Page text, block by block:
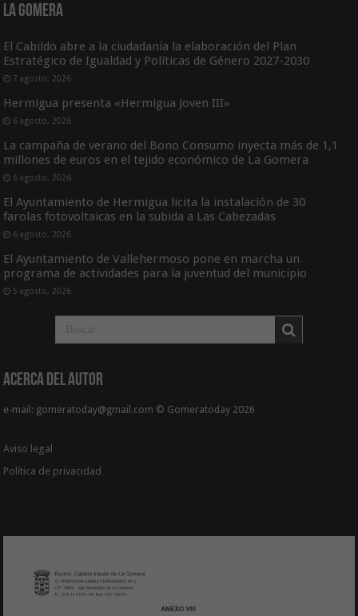
La Gomera
El Cabildo abre a la ciudadanía la elaboración del Plan
Estratégico de Igualdad y Políticas de Género 2027-2030
7 agosto, 2026
Hermigua presenta «Hermigua Joven III»
6 agosto, 2026
La campaña de verano del Bono Consumo inyecta más de 1,1
millones de euros en el tejido económico de La Gomera
6 agosto, 2026
El Ayuntamiento de Hermigua licita la instalación de 30
farolas fotovoltaicas en la subida a Las Cabezadas
6 agosto, 2026
El Ayuntamiento de Vallehermoso pone en marcha un
programa de actividades para la juventud del municipio
5 agosto, 2026
Acerca del Autor
e-mail: gomeratoday@gmail.com © Gomeratoday 2026
Aviso legal
Política de privacidad